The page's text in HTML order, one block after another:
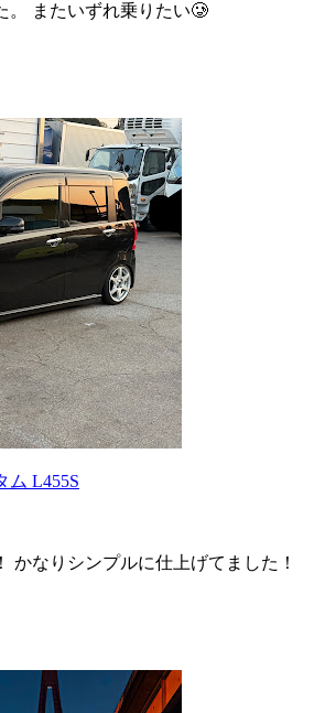
。 またいずれ乗りたい🥲
ム L455S
かなりシンプルに仕上げてました！